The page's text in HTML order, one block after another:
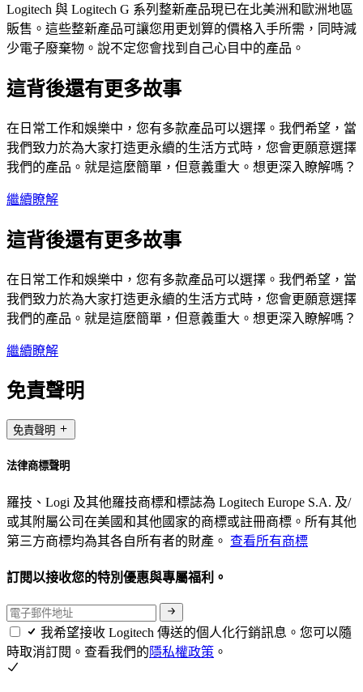
Logitech 與 Logitech G 系列整新產品現已在北美洲和歐洲地區
販售。這些整新產品可讓您用更划算的價格入手所需，同時減
少電子廢棄物。說不定您會找到自己心目中的產品。
這背後還有更多故事
在日常工作和娛樂中，您有多款產品可以選擇。我們希望，當
我們致力於為大家打造更永續的生活方式時，您會更願意選擇
我們的產品。就是這麼簡單，但意義重大。想更深入瞭解嗎？
繼續瞭解
這背後還有更多故事
在日常工作和娛樂中，您有多款產品可以選擇。我們希望，當
我們致力於為大家打造更永續的生活方式時，您會更願意選擇
我們的產品。就是這麼簡單，但意義重大。想更深入瞭解嗎？
繼續瞭解
免責聲明
免責聲明
法律商標聲明
羅技、Logi 及其他羅技商標和標誌為 Logitech Europe S.A. 及/
或其附屬公司在美國和其他國家的商標或註冊商標。所有其他
第三方商標均為其各自所有者的財產。 查看所有商標
訂閱以接收您的特別優惠與專屬福利。
我希望接收 Logitech 傳送的個人化行銷訊息。您可以隨
時取消訂閱。查看我們的隱私權政策 。